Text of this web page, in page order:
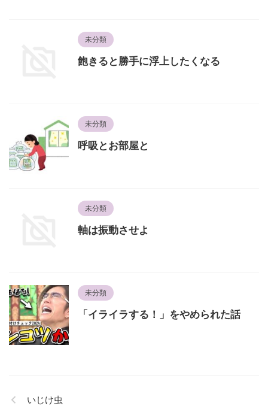
未分類
飽きると勝手に浮上したくなる
未分類
呼吸とお部屋と
未分類
軸は振動させよ
未分類
「イライラする！」をやめられた話
いじけ虫